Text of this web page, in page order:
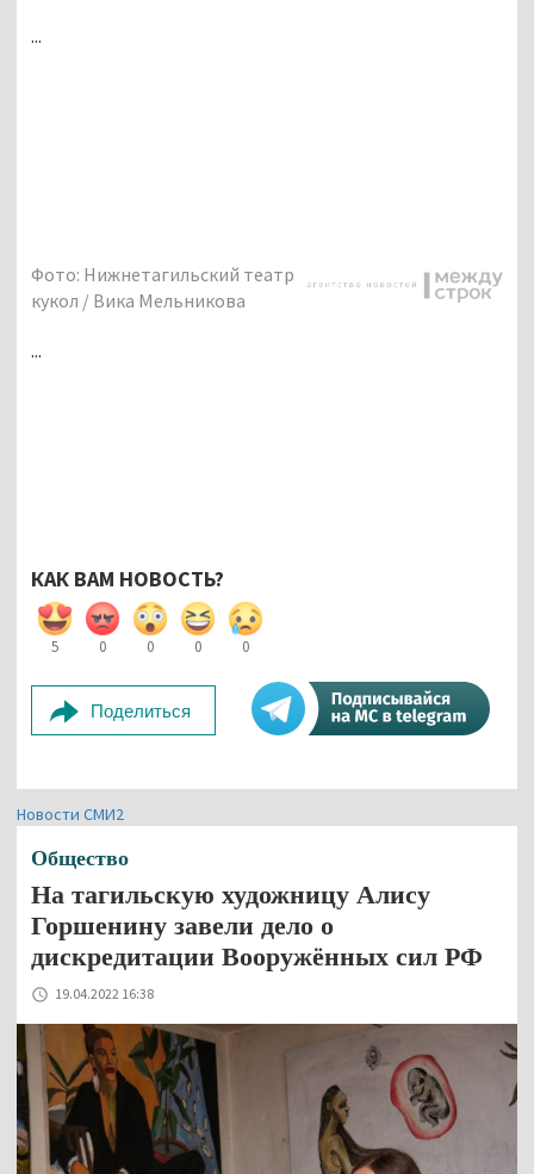
...
Фото: Нижнетагильский театр
кукол / Вика Мельникова
...
КАК ВАМ НОВОСТЬ?
5 0 0 0 0
Поделиться
Новости СМИ2
Общество
На тагильскую художницу Алису
Горшенину завели дело о
дискредитации Вооружённых сил РФ
19.04.2022 16:38